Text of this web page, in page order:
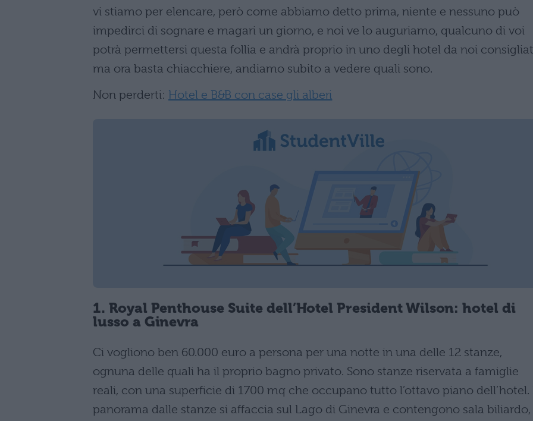
vi stiamo per elencare, però come abbiamo detto prima, niente e nessuno può
impedirci di sognare e magari un giorno, e noi ve lo auguriamo, qualcuno di voi
potrà permettersi questa follia e andrà proprio in uno degli hotel da noi
ma ora basta chiacchiere, andiamo subito a vedere quali sono.
Non perderti: Hotel e B&B con case gli alberi
1. Royal Penthouse Suite dell’Hotel President Wilson: hotel di
lusso a Ginevra
Ci vogliono ben 60.000 euro a persona per una notte in una delle 12 stanze,
ognuna delle quali ha il proprio bagno privato. Sono stanze riservata a famiglie
reali, con una superficie di 1700 mq che occupano tutto l’ottavo piano dell’hotel.
panorama dalle stanze si affaccia sul Lago di Ginevra e contengono sala biliardo,